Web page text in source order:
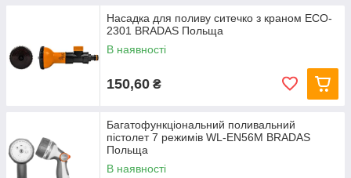
Насадка для поливу ситечко з краном ECO-
2301 BRADAS Польща
В наявності
150,60 ₴
Багатофункціональний поливальний
пістолет 7 режимів WL-EN56M BRADAS
Польща
В наявності